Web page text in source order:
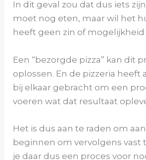
In dit geval zou dat dus iets
moet nog eten, maar wil het
heeft geen zin of mogelijkheid
Een “bezorgde pizza” kan dit
oplossen. En de pizzeria heeft
bij elkaar gebracht om een
voeren wat dat resultaat
Het is dus aan te raden om
beginnen om vervolgens vast
je daar dus een proces voor